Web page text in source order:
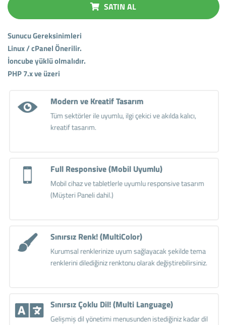
SATIN AL
Sunucu Gereksinimleri
Linux / cPanel Önerilir.
İoncube yüklü olmalıdır.
PHP 7.x ve üzeri
Modern ve Kreatif Tasarım
Tüm sektörler ile uyumlu, ilgi çekici ve akılda kalıcı,
kreatif tasarım.
Full Responsive (Mobil Uyumlu)
Mobil cihaz ve tabletlerle uyumlu responsive tasarım
(Müşteri Paneli dahil.)
Sınırsız Renk! (MultiColor)
Kurumsal renklerinize uyum sağlayacak şekilde tema
renklerini dilediğiniz renktonu olarak değiştirebilirsiniz.
Sınırsız Çoklu Dil! (Multi Language)
Gelişmiş dil yönetimi menusunden istediğiniz kadar dil